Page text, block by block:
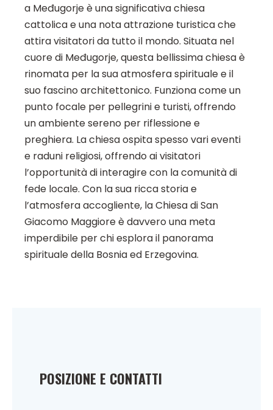
a Međugorje è una significativa chiesa
cattolica e una nota attrazione turistica che
attira visitatori da tutto il mondo. Situata nel
cuore di Međugorje, questa bellissima chiesa è
rinomata per la sua atmosfera spirituale e il
suo fascino architettonico. Funziona come un
punto focale per pellegrini e turisti, offrendo
un ambiente sereno per riflessione e
preghiera. La chiesa ospita spesso vari eventi
e raduni religiosi, offrendo ai visitatori
l’opportunità di interagire con la comunità di
fede locale. Con la sua ricca storia e
l’atmosfera accogliente, la Chiesa di San
Giacomo Maggiore è davvero una meta
imperdibile per chi esplora il panorama
spirituale della Bosnia ed Erzegovina.
POSIZIONE E CONTATTI